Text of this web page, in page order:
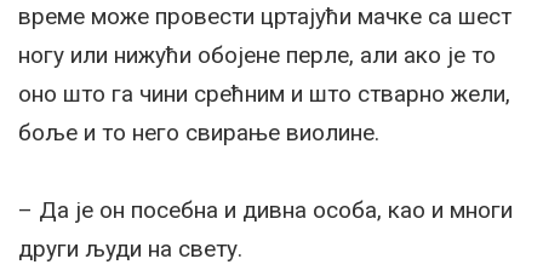
време може провести цртајући мачке са шест
ногу или нижући обојене перле, али ако је то
оно што га чини срећним и што стварно жели,
боље и то него свирање виолине.
– Да је он посебна и дивна особа, као и многи
други људи на свету.